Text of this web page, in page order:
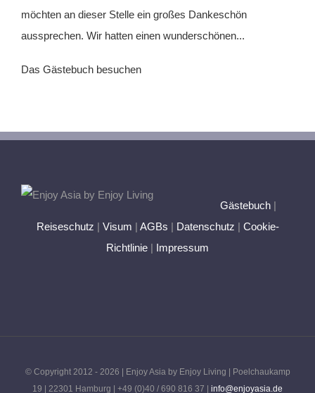
möchten an dieser Stelle ein großes Dankeschön
aussprechen. Wir hatten einen wunderschönen...
Das Gästebuch besuchen
Gästebuch |
Reiseschutz | Visum | AGBs | Datenschutz | Cookie-
Richtlinie | Impressum
© Copyright 2012 - 2026 | Enjoy Asia by Enjoy Living | Poelchaukamp
19 | 22301 Hamburg | +49 (0)40 / 690 816 37 | info@enjoyasia.de